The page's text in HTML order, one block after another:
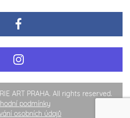
ART PRAHA. All rights reserved.
podmínky
osobních údajů